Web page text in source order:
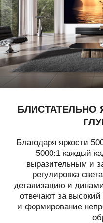
БЛИСТАТЕЛЬНО
Благодаря яркости
5000:1 каждый
выразительным и
регулировка
детализацию и
отвечают за
и формирование